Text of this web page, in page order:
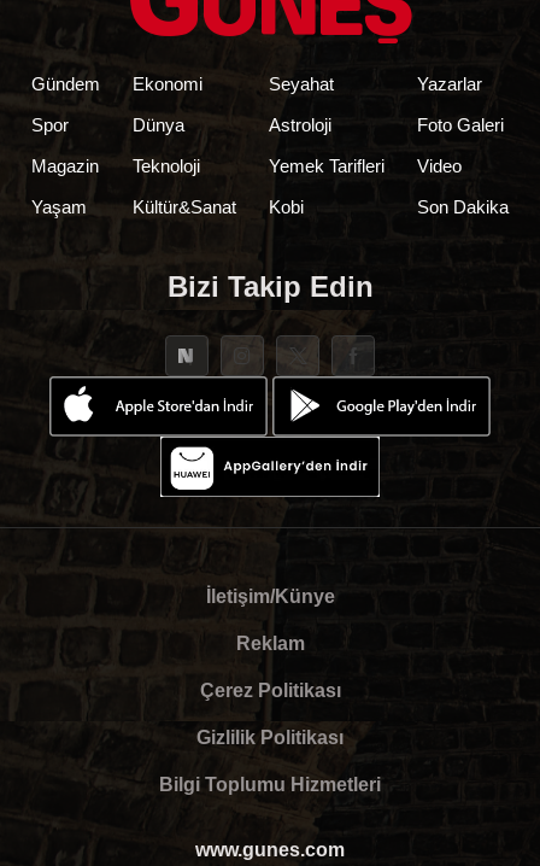
Gündem
Spor
Magazin
Yaşam
Ekonomi
Dünya
Teknoloji
Kültür&Sanat
Seyahat
Astroloji
Yemek Tarifleri
Kobi
Yazarlar
Foto Galeri
Video
Son Dakika
Bizi Takip Edin
İletişim/Künye
Reklam
Çerez Politikası
Gizlilik Politikası
Bilgi Toplumu Hizmetleri
www.gunes.com